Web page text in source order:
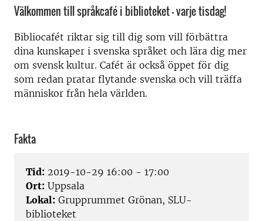
Välkommen till språkcafé i biblioteket - varje tisdag!
Bibliocafét riktar sig till dig som vill förbättra
dina kunskaper i svenska språket och lära dig mer
om svensk kultur. Cafét är också öppet för dig
som redan pratar flytande svenska och vill träffa
människor från hela världen.
Fakta
Tid: 2019-10-29 16:00 - 17:00
Ort: Uppsala
Lokal: Grupprummet Grönan, SLU-
biblioteket